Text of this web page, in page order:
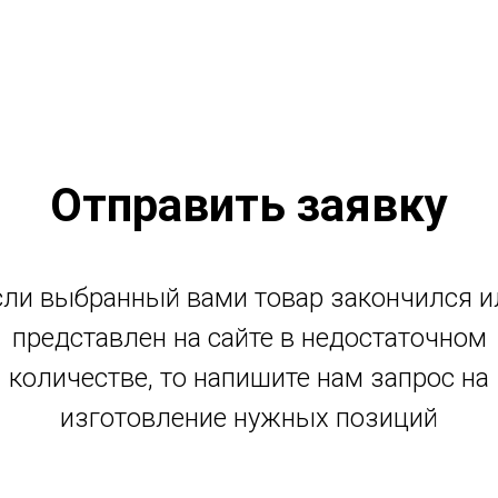
Отправить заявку
выбранный вами товар закончился
представлен на сайте в недостаточном
количестве, то напишите нам запрос на
изготовление нужных позиций